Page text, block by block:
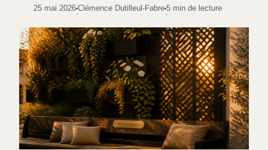
25 mai 2026
·
Clémence Dutilleul-Fabre
·
5 min de lecture